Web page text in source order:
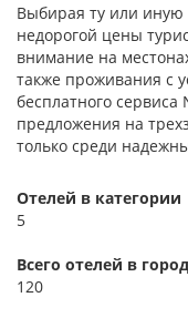
Выбирая ту или иную
недорогой цены
внимание на
также проживания с
бесплатного
предложения на
только среди
Отелей в категории
5
Всего отелей в
120